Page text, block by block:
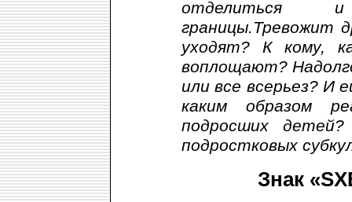
отделиться
границы.Тревожит
уходят? К кому,
воплощают?
или все всерьез? И
каким образом
подросших
подростковых
Знак